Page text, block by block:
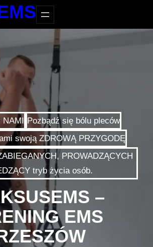
NAMI Pozbądź się bólu pleców
swoją ZDROWĄ PRZYGODĘ
PROWADZĄCYCH
tryb życia osób.
–
EMS